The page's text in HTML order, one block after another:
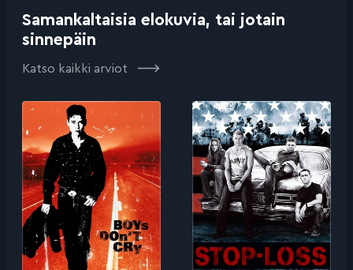
Samankaltaisia elokuvia, tai jotain
sinnepäin
Katso kaikki arviot